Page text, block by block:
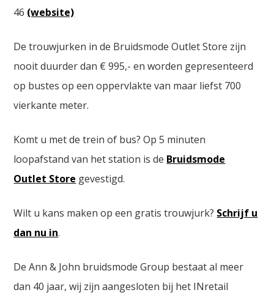
46 (website)
De trouwjurken in de Bruidsmode Outlet Store zijn
nooit duurder dan € 995,- en worden gepresenteerd
op bustes op een oppervlakte van maar liefst 700
vierkante meter.
Komt u met de trein of bus? Op 5 minuten
loopafstand van het station is de Bruidsmode
Outlet Store gevestigd.
Wilt u kans maken op een gratis trouwjurk? Schrijf u
dan nu in.
De Ann & John bruidsmode Group bestaat al meer
dan 40 jaar, wij zijn aangesloten bij het INretail